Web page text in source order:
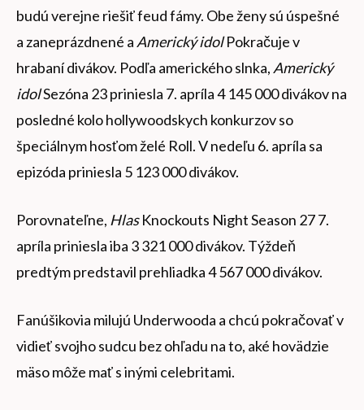
budú verejne riešiť feud fámy. Obe ženy sú úspešné
a zaneprázdnené a Americký idolPokračuje v
hrabaní divákov. Podľa amerického slnka, Americký
idolSezóna 23 priniesla 7. apríla 4 145 000 divákov na
posledné kolo hollywoodskych konkurzov so
špeciálnym hosťom želé Roll. V nedeľu 6. apríla sa
epizóda priniesla 5 123 000 divákov.
Porovnateľne, HlasKnockouts Night Season 27 7.
apríla priniesla iba 3 321 000 divákov. Týždeň
predtým predstavil prehliadka 4 567 000 divákov.
Fanúšikovia milujú Underwooda a chcú pokračovať v
vidieť svojho sudcu bez ohľadu na to, aké hovädzie
mäso môže mať s inými celebritami.